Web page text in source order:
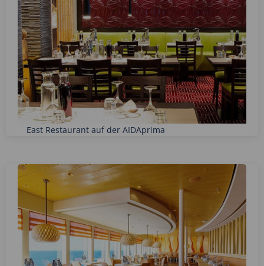
East Restaurant auf der AIDAprima